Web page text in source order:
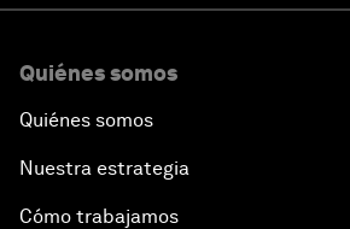
Quiénes somos
Quiénes somos
Nuestra estrategia
Cómo trabajamos